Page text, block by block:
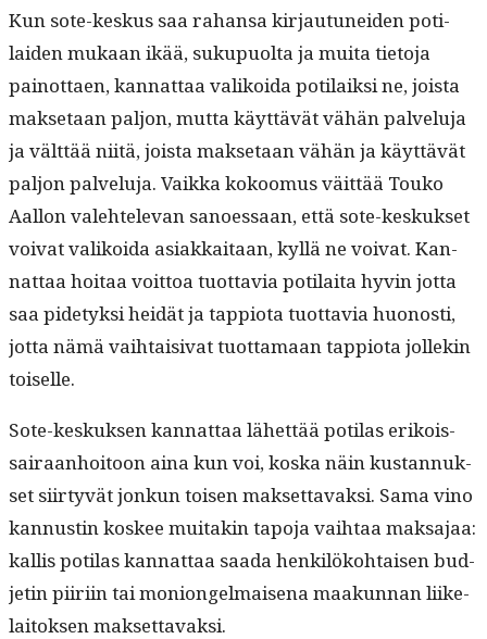
Kun sote-keskus saa rahansa kir­jau­tunei­den poti­
laiden mukaan ikää, sukupuol­ta ja mui­ta tieto­ja
pain­ot­taen, kan­nat­taa valikoi­da poti­laik­si ne, joista
mak­se­taan paljon, mut­ta käyt­tävät vähän palvelu­ja
ja vält­tää niitä, joista mak­se­taan vähän ja käyt­tävät
paljon palvelu­ja. Vaik­ka kokoomus väit­tää Touko
Aal­lon vale­htel­e­van sanoes­saan, että sote-keskuk­set
voivat valikoi­da asi­akkaitaan, kyl­lä ne voivat. Kan­
nat­taa hoitaa voit­toa tuot­tavia poti­lai­ta hyvin jot­ta
saa pide­tyk­si hei­dät ja tap­pi­o­ta tuot­tavia huonos­ti,
jot­ta nämä vai­h­taisi­vat tuot­ta­maan tap­pi­o­ta jollekin
toiselle.
Sote-keskuk­sen kan­nat­taa lähet­tää poti­las erikois­
sairaan­hoitoon aina kun voi, kos­ka näin kus­tan­nuk­
set siir­tyvät jonkun toisen mak­set­tavak­si. Sama vino
kan­nustin kos­kee muitakin tapo­ja vai­h­taa mak­sa­jaa:
kallis poti­las kan­nat­taa saa­da henkilöko­htaisen bud­
jetin piiri­in tai monion­gel­maise­na maakun­nan liike­
laitok­sen maksettavaksi.